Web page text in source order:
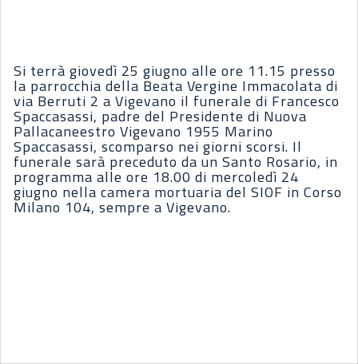
Si terrà giovedì 25 giugno alle ore 11.15 presso
la parrocchia della Beata Vergine Immacolata di
via Berruti 2 a Vigevano il funerale di Francesco
Spaccasassi, padre del Presidente di Nuova
Pallacaneestro Vigevano 1955 Marino
Spaccasassi, scomparso nei giorni scorsi. Il
funerale sarà preceduto da un Santo Rosario, in
programma alle ore 18.00 di mercoledì 24
giugno nella camera mortuaria del SIOF in Corso
Milano 104, sempre a Vigevano.